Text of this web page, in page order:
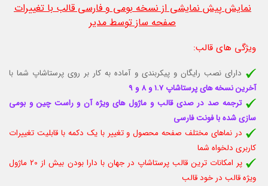
نمایش پیش نمایشی از نسخه بومی و فارسی قالب با تغییرات
صفحه ساز توسط مدیر
ویژگی های قالب:
دارای نصب رایگان و پیکربندی و آماده به کار بر روی پرستاشاپ شما با
آخرین نسخه های پرستاشاپ 1.7 و 8 و 9
ترجمه صد در صدی قالب و ماژول های ویژه آن و راست چین و بومی
سازی شده با فونت فارسی
در نماهای مختلف صفحه محصول و تغییر با یک دکمه با قابلیت تغييرات
كاربری دلخواه شما
پر امکانات ترین قالب پرستاشاپ در جهان با دارا بودن بیش از 20 ماژول
ویژه قالب در خود قالب